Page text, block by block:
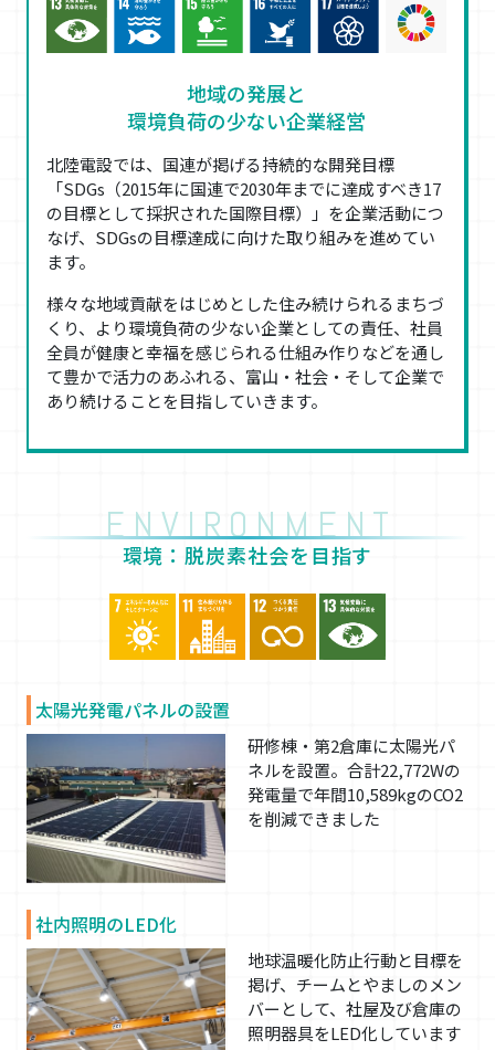
地域の発展と
環境負荷の少ない企業経営
北陸電設では、国連が掲げる持続的な開発目標
「SDGs（2015年に国連で2030年までに達成すべき17
の目標として採択された国際目標）」を企業活動につ
なげ、SDGsの目標達成に向けた取り組みを進めてい
ます。
様々な地域貢献をはじめとした住み続けられるまちづ
くり、より環境負荷の少ない企業としての責任、社員
全員が健康と幸福を感じられる仕組み作りなどを通し
て豊かで活力のあふれる、富山・社会・そして企業で
あり続けることを目指していきます。
ENVIRONMENT
環境：脱炭素社会を目指す
太陽光発電パネルの設置
研修棟・第2倉庫に太陽光パ
ネルを設置。合計22,772Wの
発電量で年間10,589kgのCO2
を削減できました
社内照明のLED化
地球温暖化防止行動と目標を
掲げ、チームとやましのメン
バーとして、社屋及び倉庫の
照明器具をLED化しています